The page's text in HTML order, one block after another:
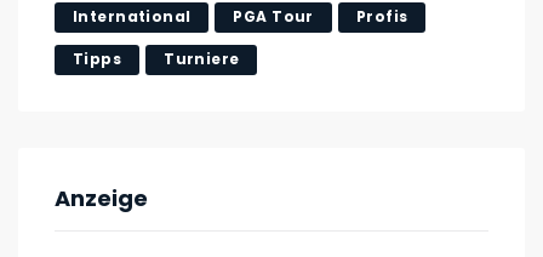
International PGA Tour Profis
Tipps Turniere
Anzeige